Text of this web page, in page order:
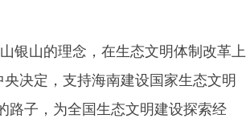
山的理念，在生态文明体制改革上
决定，支持海南建设国家生态文明
路子，为全国生态文明建设探索经